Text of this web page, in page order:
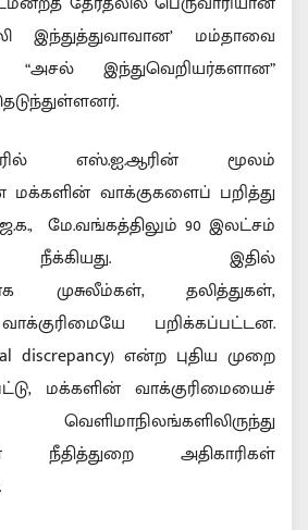
இந்துத்துவாவான’ மம்தாவை
“அசல் இந்துவெறியர்களான”
எஸ்.ஐ.ஆரின் மூலம்
வாக்குகளைப் பறித்து
மே.வங்கத்திலும் 90 இலட்சம்
நீக்கியது. இதில்
முசுலீம்கள், தலித்துகள்,
பறிக்கப்பட்டன.
discrepancy) என்ற புதிய முறை
மக்களின் வாக்குரிமையைச்
நீதித்துறை அதிகாரிகள்